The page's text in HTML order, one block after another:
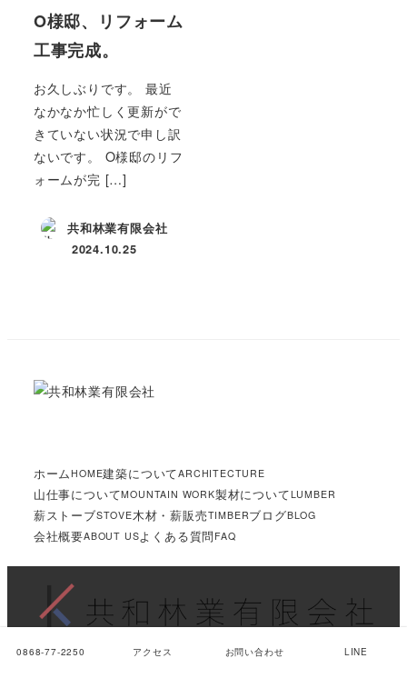
O様邸、リフォーム
工事完成。
お久しぶりです。 最近
なかなか忙しく更新がで
きていない状況で申し訳
ないです。 O様邸のリフ
ォームが完 […]
共和林業有限会社
投稿日
2024.10.25
ホームHOME建築についてARCHITECTURE
山仕事についてMOUNTAIN WORK製材についてLUMBER
薪ストーブSTOVE木材・薪販売TIMBERブログBLOG
会社概要ABOUT USよくある質問 FAQ
© 2016 KYOWA 共和林業有限会社
0868-77-2250 アクセス お問い合わせ LINE